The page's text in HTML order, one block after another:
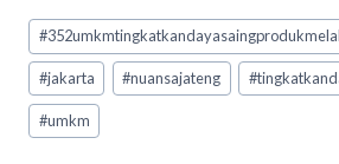
at
s
A
p
e
b
o
ea
ds
ke
dI
n
ai
l
Post
Tags:
#
#jakarta #nuansajateng #
#umkm